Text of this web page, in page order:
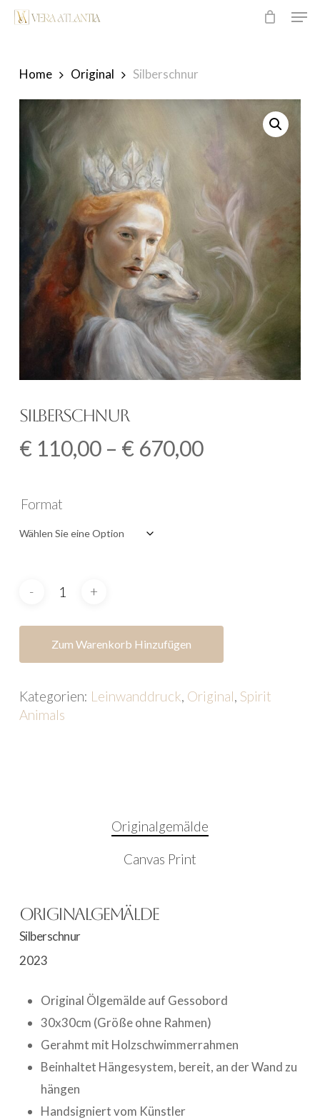
Überspringen
Home Original Silberschnur
Silberschnur
€ 110,00 – € 670,00
Format
Zum Warenkorb Hinzufügen
Kategorien: Leinwanddruck, Original, Spirit
Animals
Originalgemälde
Canvas Print
Originalgemälde
Silberschnur
2023
Original Ölgemälde auf Gessobord
30x30cm (Größe ohne Rahmen)
Gerahmt mit Holzschwimmerrahmen
Beinhaltet Hängesystem, bereit, an der Wand zu
hängen
Handsigniert vom Künstler